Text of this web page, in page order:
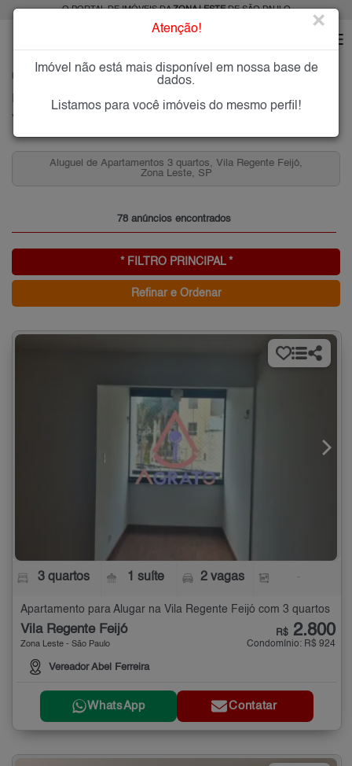
O PORTAL DE IMÓVEIS DAZONA LESTEDE SÃO PAULO
VILA REGENTE FEIJÓ
Vila Regente Feijó, Zona Leste
Aluguel de Apartamentos 3 quartos, Vila Regente Feijó,
Zona Leste, SP
78 anúncios encontrados
* FILTRO PRINCIPAL *
Refinar e Ordenar
3 quartos 1 suíte 2 vagas
Apartamento para Alugar na Vila Regente Feijó com 3 quartos
Vila Regente Feijó
Zona Leste - São Paulo
Vereador Abel Ferreira
R$ 2.800
Condomínio: R$ 924
WhatsApp Contatar
Atenção! ×
Imóvel não está mais disponível em nossa base de
dados.
Listamos para você imóveis do mesmo perfil!